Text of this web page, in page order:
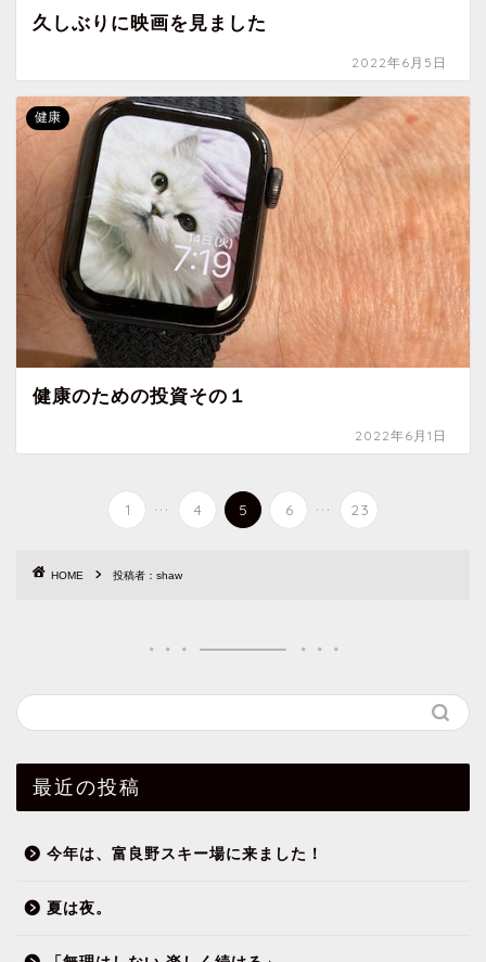
久しぶりに映画を見ました
2022年6月5日
健康
健康のための投資その１
2022年6月1日
1 ... 4 5 6 ... 23
HOME 投稿者：shaw
最近の投稿
今年は、富良野スキー場に来ました！
夏は夜。